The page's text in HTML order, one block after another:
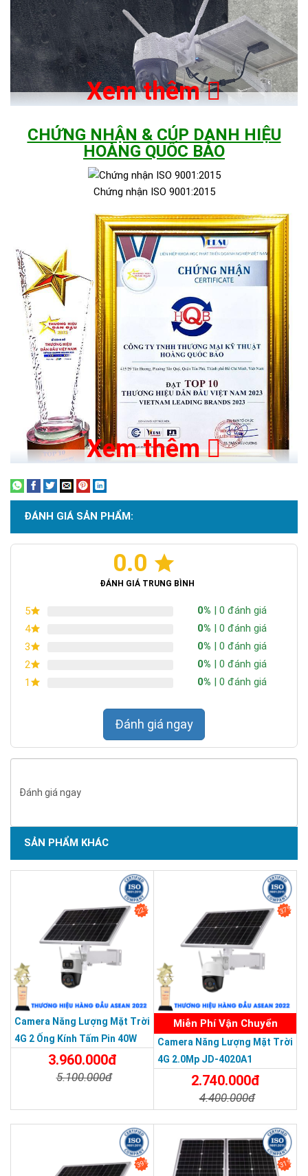
Xem thêm
CHỨNG NHẬN & CÚP DANH HIỆU
HOÀNG QUỐC BẢO
Chứng nhận ISO 9001:2015
Thương hiệu dẫn đầu Việt Nam 2023
SẢN PHẨM DỊCH VỤ CHẤT LƯỢNG ASEAN 2019
THƯƠNG HIỆU HÀNG ĐẦU ASEAN 2022
Xem thêm
ĐÁNH GIÁ SẢN PHẨM:
0.0
ĐÁNH GIÁ TRUNG BÌNH
5 0% | 0 đánh giá
4
0% | 0 đánh giá
3
0% | 0 đánh giá
2
0% | 0 đánh giá
1
0% | 0 đánh giá
Đánh giá ngay
Đánh giá ngay
SẢN PHẨM KHÁC
22%
Camera Năng Lượng Mặt Trời
4G 2 Ống Kính Tấm Pin 40W
3.960.000đ
5.100.000đ
37%
Miễn Phí Vận Chuyển
Camera Năng Lượng Mặt Trời
4G 2.0Mp JD-4020A1
2.740.000đ
4.400.000đ
39% 31%